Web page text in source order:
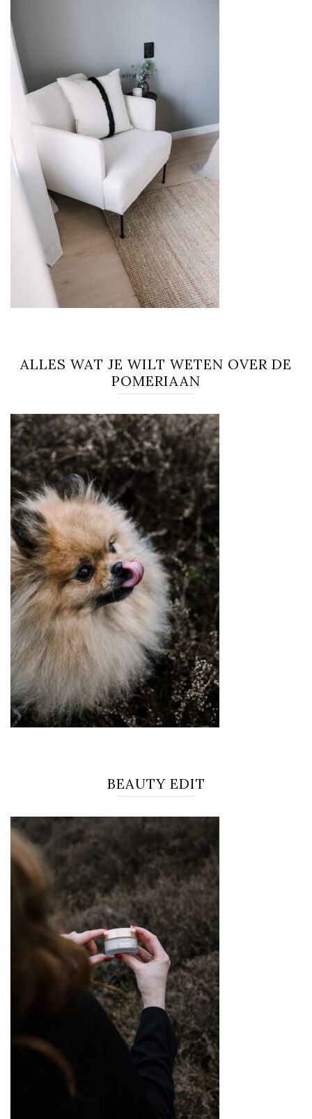
ALLES WAT JE WILT WETEN OVER DE
POMERIAAN
BEAUTY EDIT